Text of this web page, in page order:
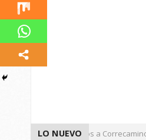
LO NUEVO
Vencen los Mineros a Correcaminos